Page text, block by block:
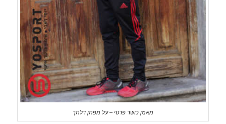
מאמן כושר פרטי – על מפתן דלתך